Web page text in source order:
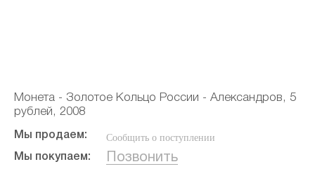
Монета - Золотое Кольцо России - Александров, 5
рублей, 2008
Мы продаем: Сообщить о поступлении
Мы покупаем: Позвонить